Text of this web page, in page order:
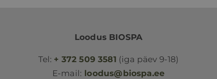
Loodus BIOSPA
Tel: + 372 509 3581 (iga päev 9-18)
E-mail: loodus@biospa.ee